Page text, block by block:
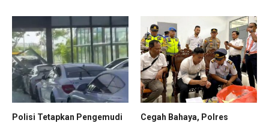
Polisi Tetapkan Pengemudi
Cegah Bahaya, Polres